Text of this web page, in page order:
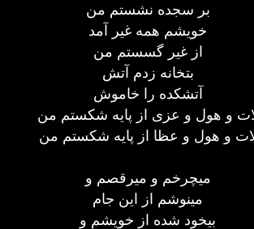
بر سجده نشستم من
خویشم همه غیر آمد
از غیر گسستم من
بتخانه زدم آتش
آتشکده را خاموش
و هول و عزی از پایه شکستم من
و هول و عظا از پایه شکستم من
میچرخم و میرقصم و
مینوشم از این جام
بیخود شده از خویشم و